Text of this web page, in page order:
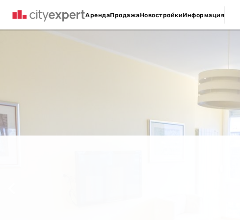
АрендаПродажаНовостройкиИнформация